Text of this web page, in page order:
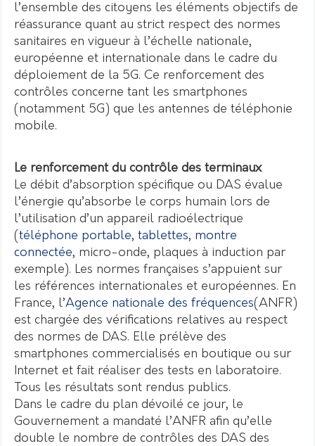
l’ensemble des citoyens les éléments objectifs de
réassurance quant au strict respect des normes
sanitaires en vigueur à l’échelle nationale,
européenne et internationale dans le cadre du
déploiement de la 5G. Ce renforcement des
contrôles concerne tant les smartphones
(notamment 5G) que les antennes de téléphonie
mobile.
Le renforcement du contrôle des terminaux
Le débit d’absorption spécifique ou DAS évalue
l’énergie qu’absorbe le corps humain lors de
l’utilisation d’un appareil radioélectrique
(téléphone portable, tablettes, montre
connectée, micro-onde, plaques à induction par
exemple). Les normes françaises s’appuient sur
les références internationales et européennes. En
France, l’Agence nationale des fréquences(ANFR)
est chargée des vérifications relatives au respect
des normes de DAS. Elle prélève des
smartphones commercialisés en boutique ou sur
Internet et fait réaliser des tests en laboratoire.
Tous les résultats sont rendus publics.
Dans le cadre du plan dévoilé ce jour, le
Gouvernement a mandaté l’ANFR afin qu’elle
double le nombre de contrôles des DAS des